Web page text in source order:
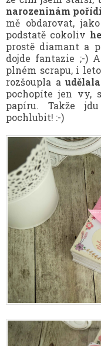
narozeninám
mě obdarovat,
podstatě cokoliv
prostě diamant a
dojde fantazie ;-)
plném scrapu, i
rozšoupla a
pochopíte jen vy,
papíru. Takže
pochlubit! :-)